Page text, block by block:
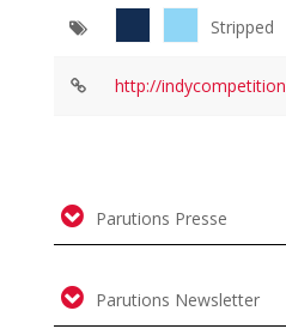
Stripped
http://
Parutions Presse
Parutions Newsletter